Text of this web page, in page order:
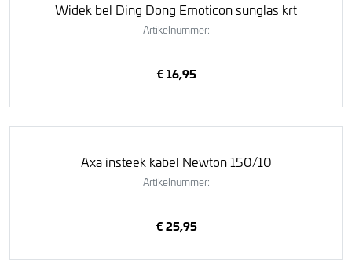
Widek bel Ding Dong Emoticon sunglas krt
Artikelnummer:
€ 16,95
Axa insteek kabel Newton 150/10
Artikelnummer:
€ 25,95